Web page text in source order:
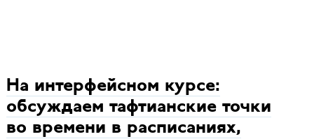
На интерфейсном курсе:
обсуждаем тафтианские точки
во времени в расписаниях,